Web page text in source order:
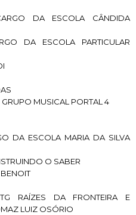
DA ESCOLA CÂNDIDA
DA ESCOLA PARTICULAR
MUSICAL PORTAL 4
DA ESCOLA MARIA DA SILVA
O SABER
RAÍZES DA FRONTEIRA E
LUIZ OSÓRIO